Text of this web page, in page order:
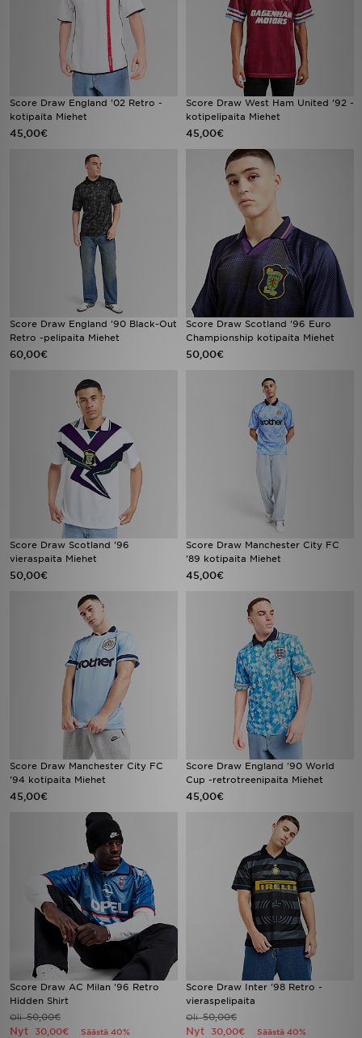
Score Draw England '02 Retro -
kotipaita Miehet
45,00€
Score Draw West Ham United '92 -
kotipelipaita Miehet
45,00€
Score Draw England '90 Black-Out
Retro -pelipaita Miehet
60,00€
Score Draw Scotland '96 Euro
Championship kotipaita Miehet
50,00€
Score Draw Scotland '96
vieraspaita Miehet
50,00€
Score Draw Manchester City FC
'89 kotipaita Miehet
45,00€
Score Draw Manchester City FC
'94 kotipaita Miehet
45,00€
Score Draw England '90 World
Cup -retrotreenipaita Miehet
45,00€
Score Draw AC Milan '96 Retro
Hidden Shirt
Oli50,00€
Nyt 30,00€ Säästä 40%
Score Draw Inter '98 Retro -
vieraspelipaita
Oli50,00€
Nyt 30,00€ Säästä 40%
Minun viestini
Asiakaspalvelu ja tietoa